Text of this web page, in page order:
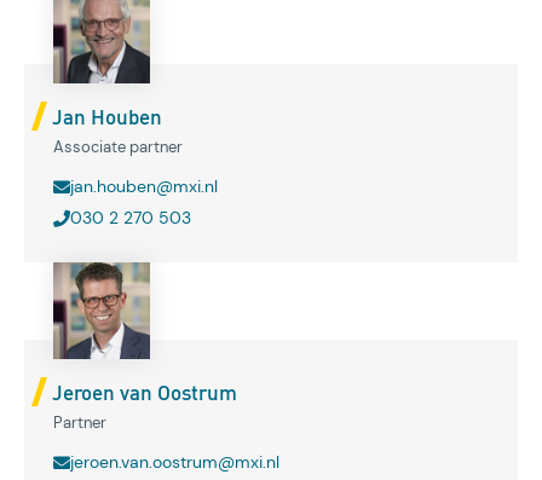
Jan Houben
Associate partner
jan.houben@mxi.nl
030 2 270 503
Jeroen van Oostrum
Partner
jeroen.van.oostrum@mxi.nl